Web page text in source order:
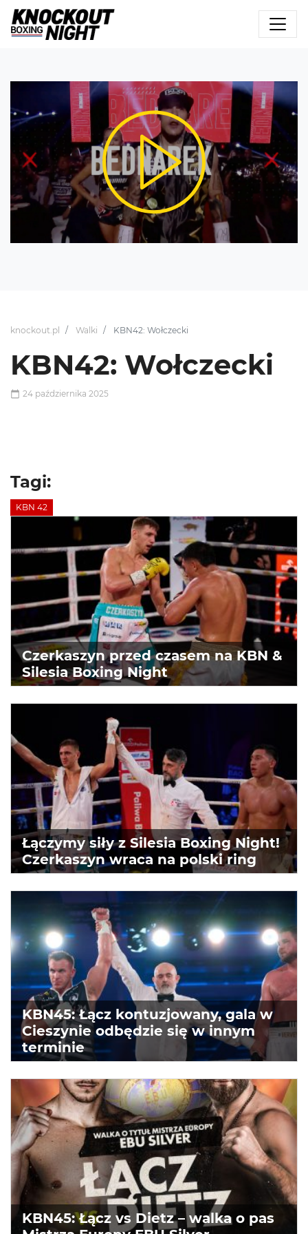
knockout.pl Walki KBN42: Wołczecki
KBN42: Wołczecki
24 października 2025
Tagi:
KBN 42
Czerkaszyn przed czasem na KBN &
Silesia Boxing Night
Łączymy siły z Silesia Boxing Night!
Czerkaszyn wraca na polski ring
KBN45: Łącz kontuzjowany, gala w
Cieszynie odbędzie się w innym
terminie
KBN45: Łącz vs Dietz – walka o pas